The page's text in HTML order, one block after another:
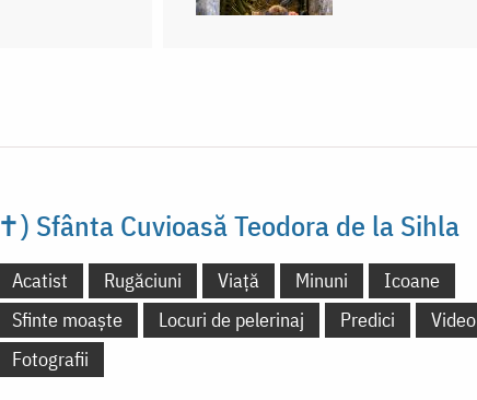
✝) Sfânta Cuvioasă Teodora de la Sihla
Acatist Rugăciuni Viață Minuni
Icoane
Sfinte moaște
Locuri de pelerinaj Predici
Video
Fotografii